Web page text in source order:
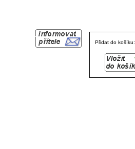
Přidat do košíku: